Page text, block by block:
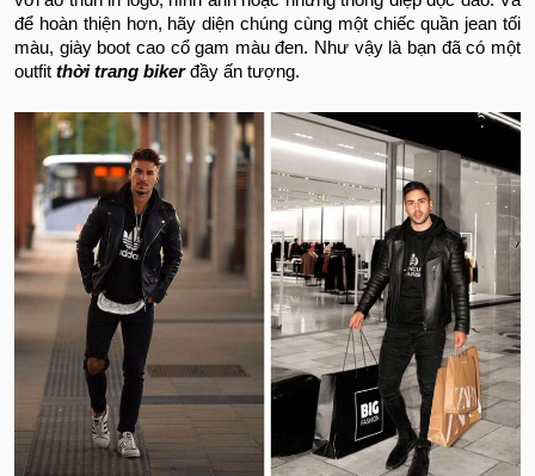
để hoàn thiện hơn, hãy diện chúng cùng một chiếc quần jean tối
màu, giày boot cao cổ gam màu đen. Như vậy là bạn đã có một
outfit thời trang bikerđầy ấn tượng.